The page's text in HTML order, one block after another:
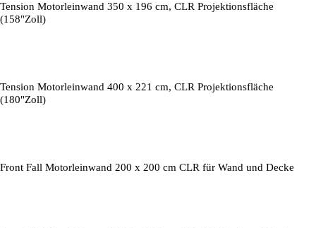
Tension Motorleinwand 350 x 196 cm, CLR Projektionsfläche
(158"Zoll)
Tension Motorleinwand 400 x 221 cm, CLR Projektionsfläche
(180"Zoll)
Front Fall Motorleinwand 200 x 200 cm CLR für Wand und Decke